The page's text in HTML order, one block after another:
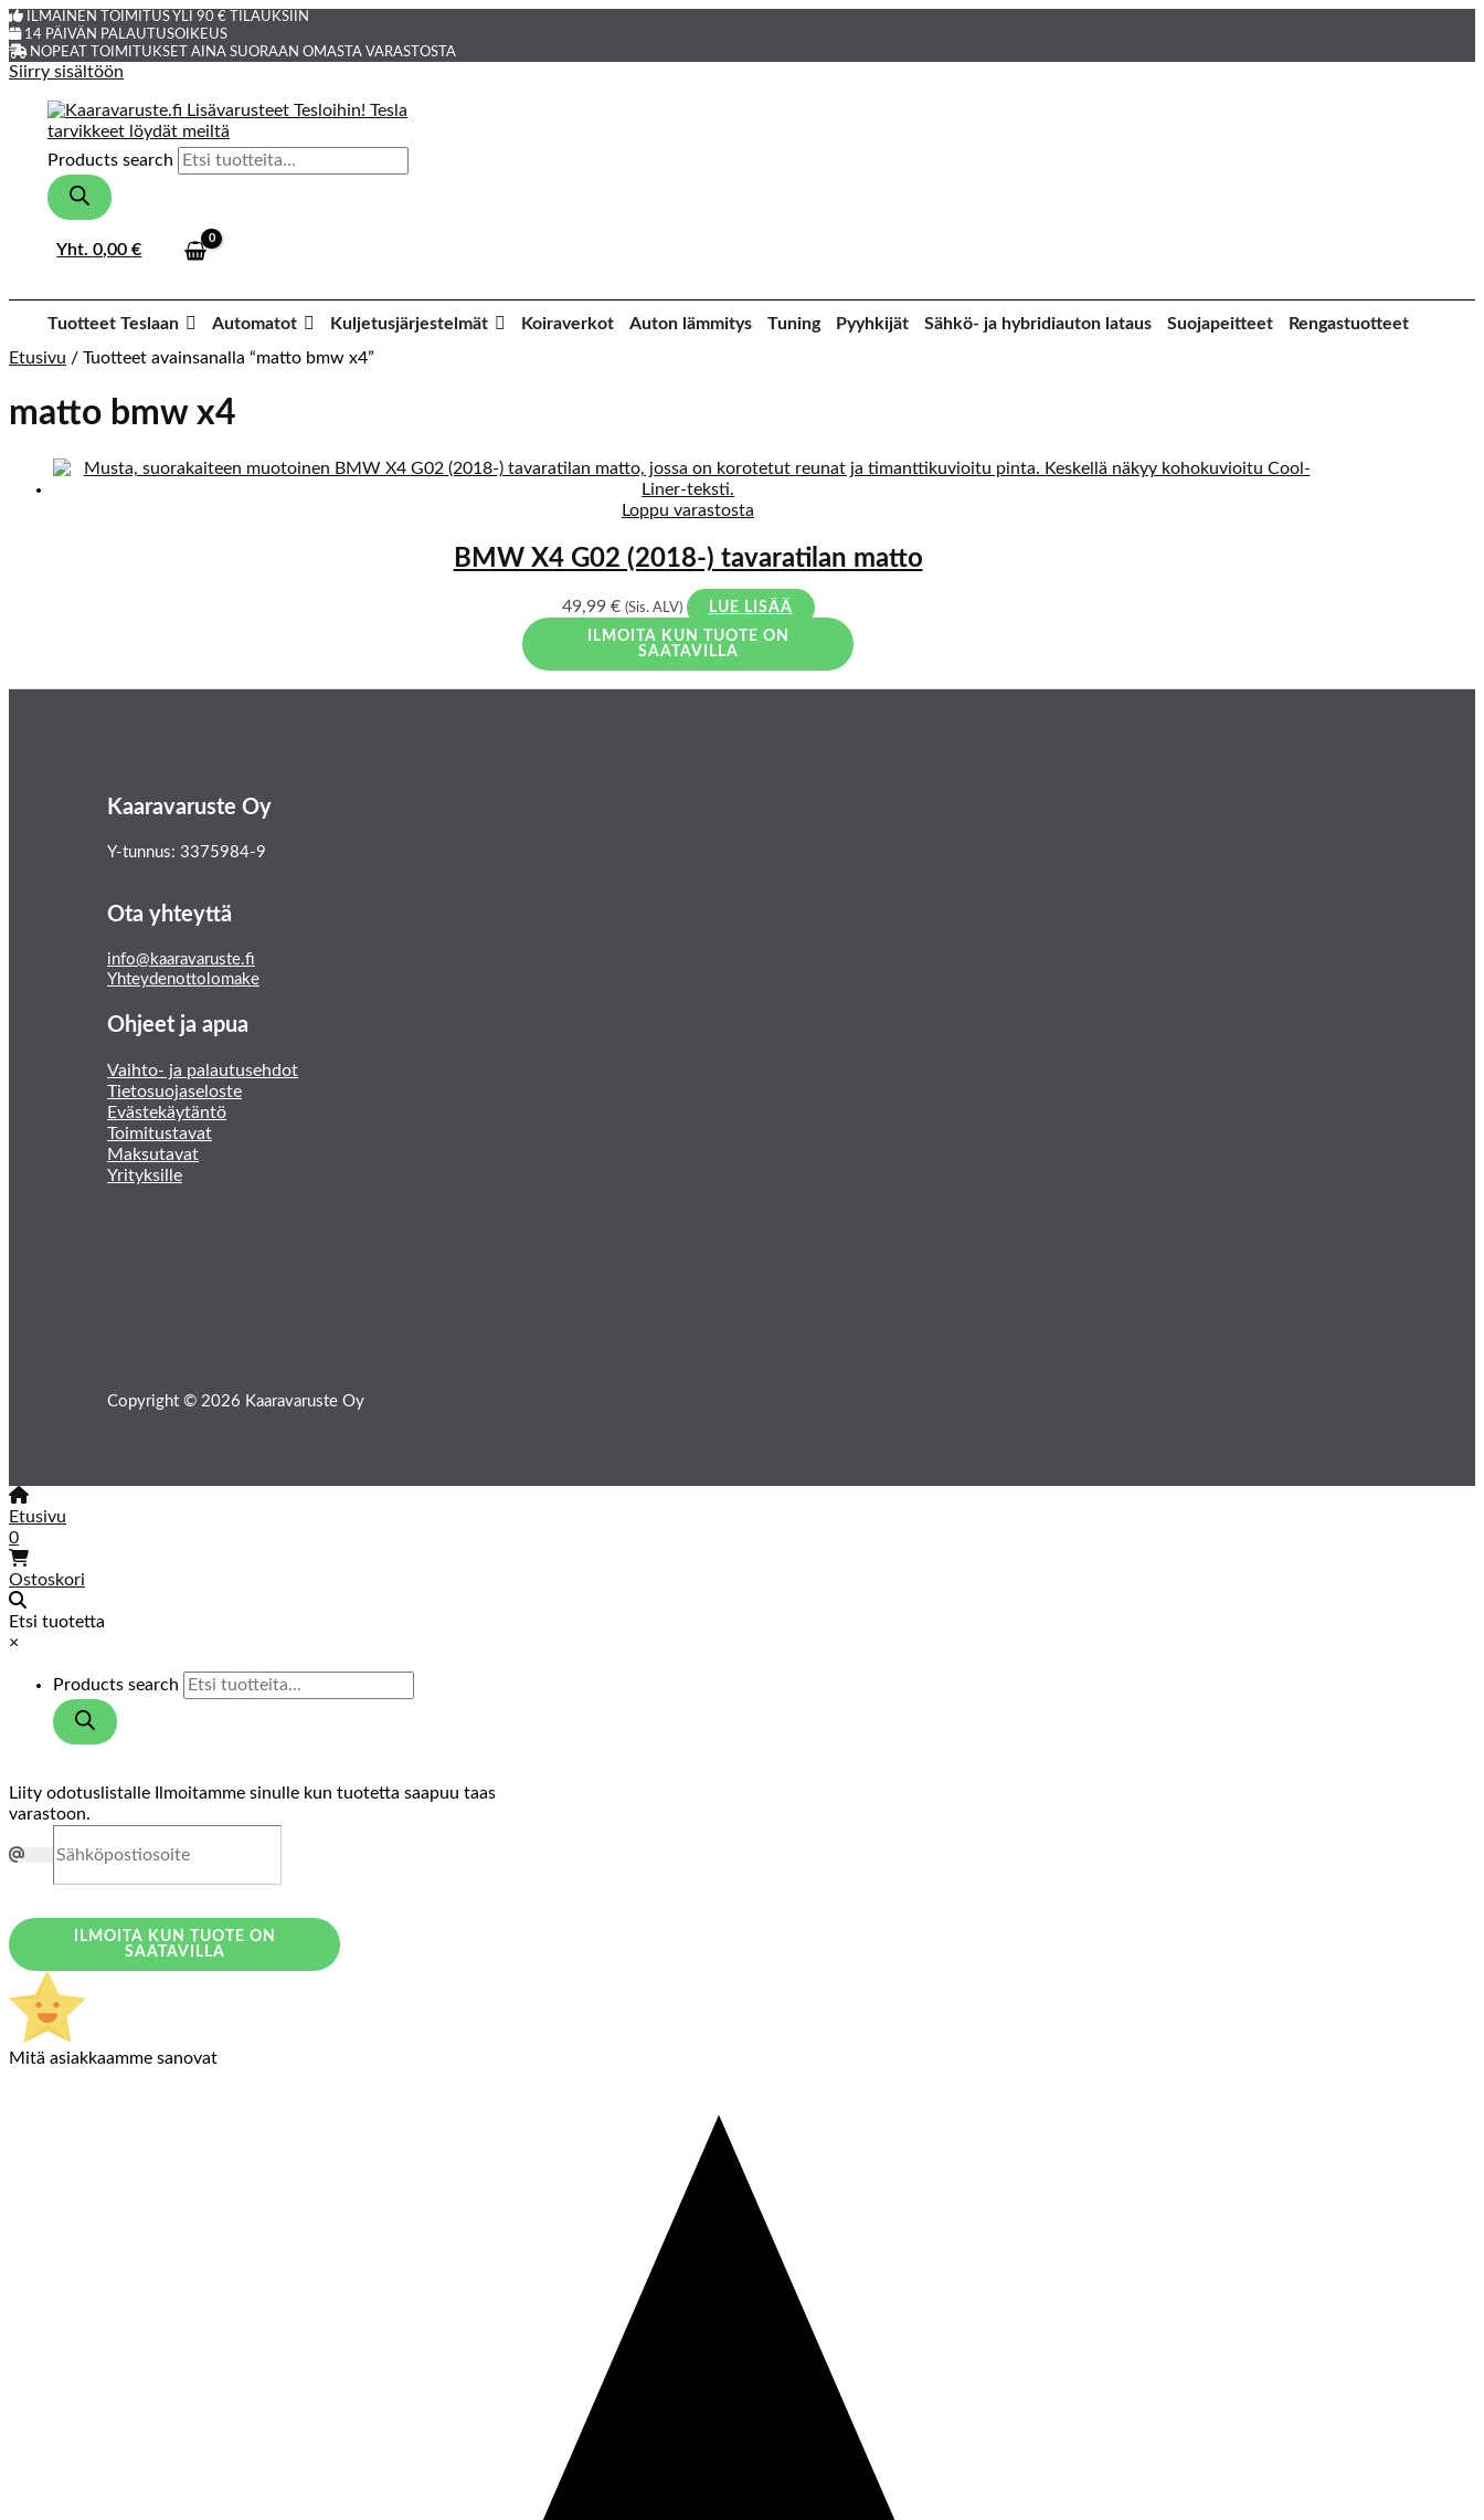
ILMAINEN TOIMITUS YLI 90 € TILAUKSIIN
14 PÄIVÄN PALAUTUSOIKEUS
NOPEAT TOIMITUKSET AINA SUORAAN OMASTA VARASTOSTA
Siirry sisältöön
Products search
Yht.0,00€
Tuotteet Teslaan Automatot Kuljetusjärjestelmät Koiraverkot Auton lämmitys Tuning Pyyhkijät Sähkö- ja hybridiauton lataus Suojapeitteet
Rengastuotteet
Etusivu / Tuotteet avainsanalla “matto bmw x4”
matto bmw x4
Loppu varastosta
BMW X4 G02 (2018-) tavaratilan matto
49,99 € (Sis. ALV)
LUE LISÄÄ
ILMOITA KUN TUOTE ON
SAATAVILLA
Kaaravaruste Oy
Y-tunnus: 3375984-9
Ota yhteyttä
info@kaaravaruste.fi
Yhteydenottolomake
Ohjeet ja apua
Vaihto- ja palautusehdot
Tietosuojaseloste
Evästekäytäntö
Toimitustavat
Maksutavat
Yrityksille
Copyright © 2026 Kaaravaruste Oy
Etusivu
0
Ostoskori
Etsi tuotetta
×
Products search
Liity odotuslistalle
Ilmoitamme sinulle kun tuotetta saapuu taas
varastoon.
ILMOITA KUN TUOTE ON
SAATAVILLA
Mitä asiakkaamme sanovat